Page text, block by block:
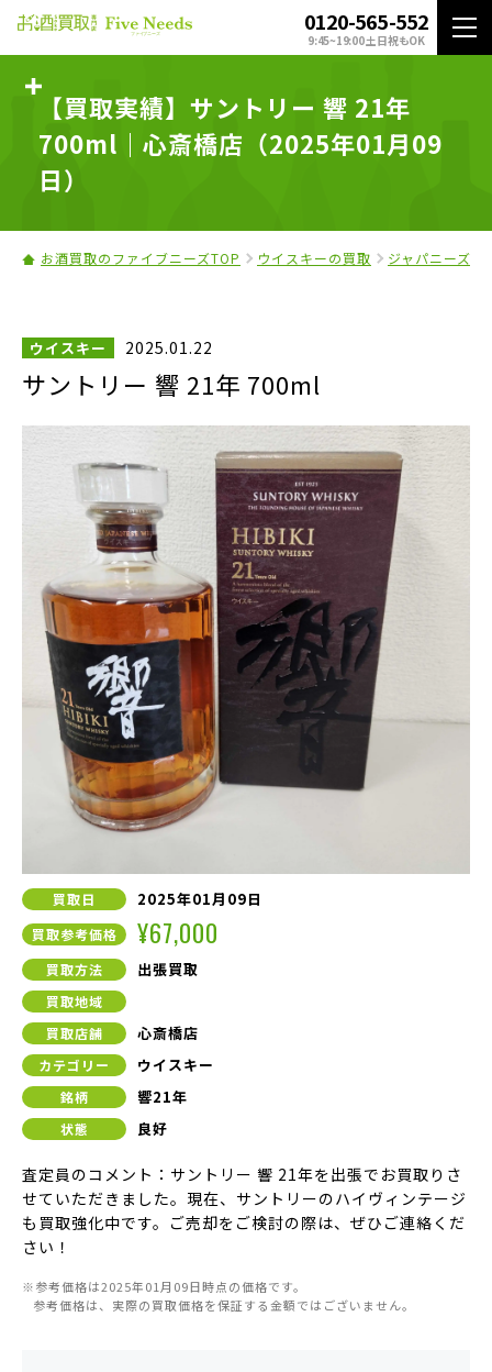
0120-565-552
9:45~19:00 土日祝もOK
【買取実績】サントリー 響 21年
700ml｜心斎橋店（2025年01月09
日）
お酒買取のファイブニーズTOP ウイスキーの買取 ジャパニーズ
ウイスキー 2025.01.22
サントリー 響 21年 700ml
買取日 2025年01月09日
買取参考価格 ¥67,000
買取方法 出張買取
買取地域
買取店舗
心斎橋店
カテゴリー ウイスキー
銘柄 響21年
状態 良好
査定員のコメント：サントリー 響 21年を出張でお買取りさ
せていただきました。現在、サントリーのハイヴィンテージ
も買取強化中です。ご売却をご検討の際は、ぜひご連絡くだ
さい！
※参考価格は2025年01月09日時点の価格です。
参考価格は、実際の買取価格を保証する金額ではございません。